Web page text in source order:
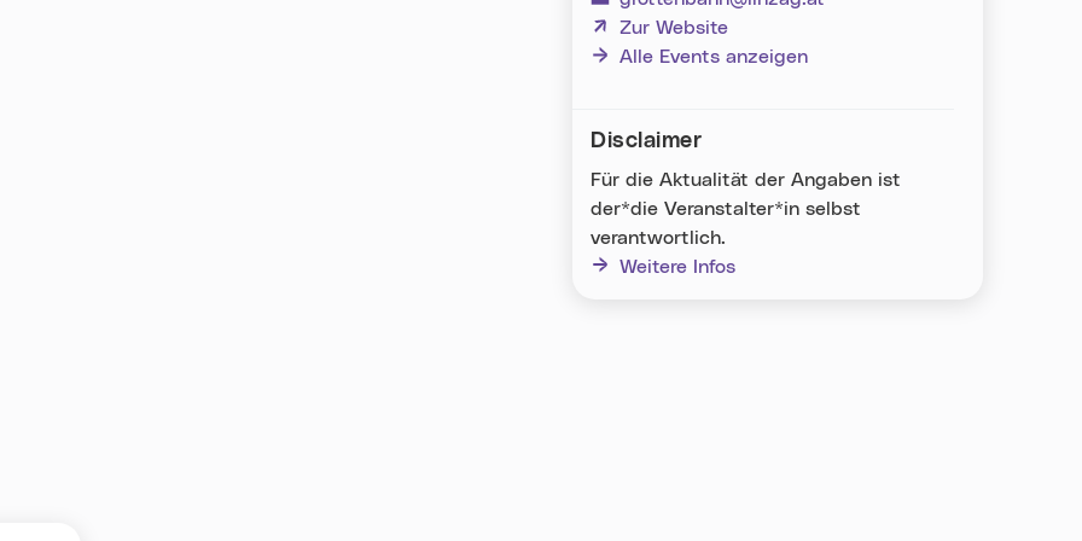
Zur Website
(neues Fenster)
Alle Events anzeigen
Disclaimer
Für die Aktualität der Angaben ist
der*die Veranstalter*in selbst
verantwortlich.
Weitere Infos